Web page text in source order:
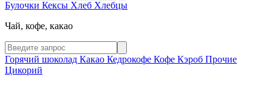
Булочки Кексы Хлеб Хлебцы
Чай, кофе, какао
Горячий шоколад Какао Кедрокофе Кофе Кэроб Прочие
Цикорий